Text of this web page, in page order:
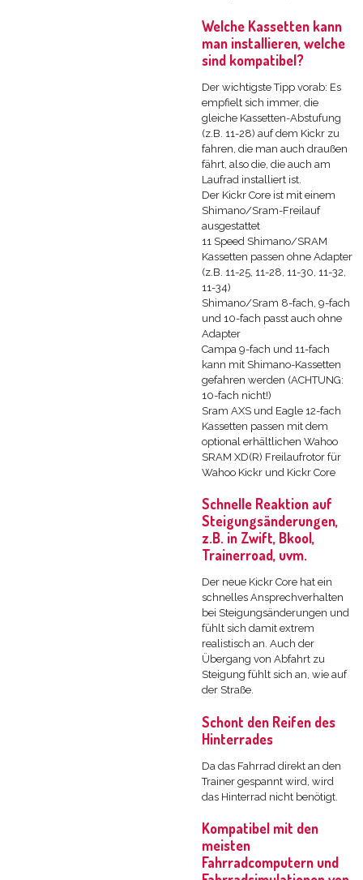
Welche Kassetten kann
man installieren, welche
sind kompatibel?
Der wichtigste Tipp vorab: Es
empfielt sich immer, die
gleiche Kassetten-Abstufung
(z.B. 11-28) auf dem Kickr zu
fahren, die man auch draußen
fährt, also die, die auch am
Laufrad installiert ist.
Der Kickr Core ist mit einem
Shimano/Sram-Freilauf
ausgestattet
11 Speed Shimano/SRAM
Kassetten passen ohne Adapter
(z.B. 11-25, 11-28, 11-30, 11-32,
11-34)
Shimano/Sram 8-fach, 9-fach
und 10-fach passt auch ohne
Adapter
Campa 9-fach und 11-fach
kann mit Shimano-Kassetten
gefahren werden (ACHTUNG:
10-fach nicht!)
Sram AXS und Eagle 12-fach
Kassetten passen mit dem
optional erhältlichen Wahoo
SRAM XD(R) Freilaufrotor für
Wahoo Kickr und Kickr Core
Schnelle Reaktion auf
Steigungsänderungen,
z.B. in Zwift, Bkool,
Trainerroad, uvm.
Der neue Kickr Core hat ein
schnelles Ansprechverhalten
bei Steigungsänderungen und
fühlt sich damit extrem
realistisch an. Auch der
Übergang von Abfahrt zu
Steigung fühlt sich an, wie auf
der Straße.
Schont den Reifen des
Hinterrades
Da das Fahrrad direkt an den
Trainer gespannt wird, wird
das Hinterrad nicht benötigt.
Kompatibel mit den
meisten
Fahrradcomputern und